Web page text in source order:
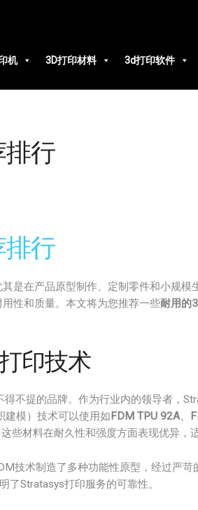
机 3D打印材料 3d打印软件
排行
排行
是在产品原型制作、定制零件和小规模
性和质量。本文将为您推荐一些耐用的
印技术
得不提的品牌。作为行业内的领导者，
建模）技术可以使用如FDM TPU 92A、
些材料在耐久性和强度方面表现优异，
技术制造了多种功能性原型，经过严苛
了Stratasys打印服务的可靠性。